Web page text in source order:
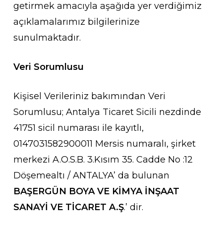
getirmek amacıyla aşağıda yer verdiğimiz
açıklamalarımız bilgilerinize
sunulmaktadır.
Veri Sorumlusu
Kişisel Verileriniz bakımından Veri
Sorumlusu; Antalya Ticaret Sicili nezdinde
41751 sicil numarası ile kayıtlı,
0147031582900011 Mersis numaralı, şirket
merkezi A.O.S.B. 3.Kısım 35. Cadde No :12
Döşemealtı / ANTALYA’ da bulunan
BAŞERGÜN BOYA VE KİMYA İNŞAAT
SANAYİ VE TİCARET A.Ş.’ dir.